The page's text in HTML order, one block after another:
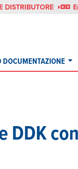
DISTRIBUTORE
DOCUMENTAZIONE
DDK